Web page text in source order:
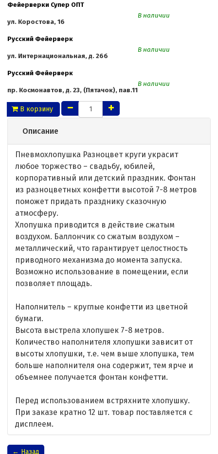
Фейерверки Супер ОПТ
В наличии
ул. Коростова, 16
Русский Фейерверк
В наличии
ул. Интернациональная, д. 26б
Русский Фейерверк
В наличии
пр. Космонавтов, д. 23, (Пятачок), пав.11
В корзину
Описание
Пневмохлопушка Разноцвет круги украсит
любое торжество – свадьбу, юбилей,
корпоративный или детский праздник. Фонтан
из разноцветных конфетти высотой 7-8 метров
поможет придать празднику сказочную
атмосферу.
Хлопушка приводится в действие сжатым
воздухом. Баллончик со сжатым воздухом –
металлический, что гарантирует целостность
приводного механизма до момента запуска.
Возможно использование в помещении, если
позволяет площадь.
Наполнитель – круглые конфетти из цветной
бумаги.
Высота выстрела хлопушек 7-8 метров.
Количество наполнителя хлопушки зависит от
высоты хлопушки, т.е. чем выше хлопушка, тем
больше наполнителя она содержит, тем ярче и
объемнее получается фонтан конфетти.
Перед использованием встряхните хлопушку.
При заказе кратно 12 шт. товар поставляется с
дисплеем.